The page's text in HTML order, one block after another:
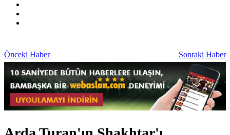
Önceki Haber Sonraki Haber